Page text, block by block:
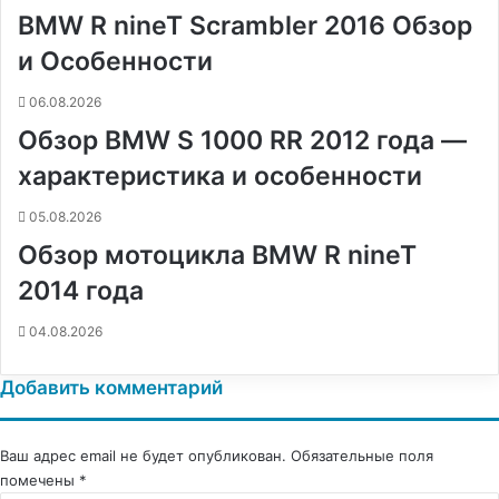
к
BMW R nineT Scrambler 2016 Обзор
и Особенности
06.08.2026
Обзор BMW S 1000 RR 2012 года —
характеристика и особенности
05.08.2026
Обзор мотоцикла BMW R nineT
2014 года
04.08.2026
Добавить комментарий
Ваш адрес email не будет опубликован. Обязательные поля
помечены *